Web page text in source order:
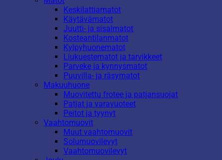
Keskilattiamatot
Käytävämatot
Juutti- ja sisalmatot
Kosteantilanmatot
Kylpyhuonematot
Liukuestematot ja tarvikkeet
Parveke ja kynnysmatot
Puuvilla- ja räsymatot
Makuuhuone
Muovitettu frotee ja patjansuojat
Patjat ja varavuoteet
Peitot ja tyynyt
Vaahtomuovit
Muut vaahtomuovit
Solumuovilevyt
Vaahtomuovilevyt